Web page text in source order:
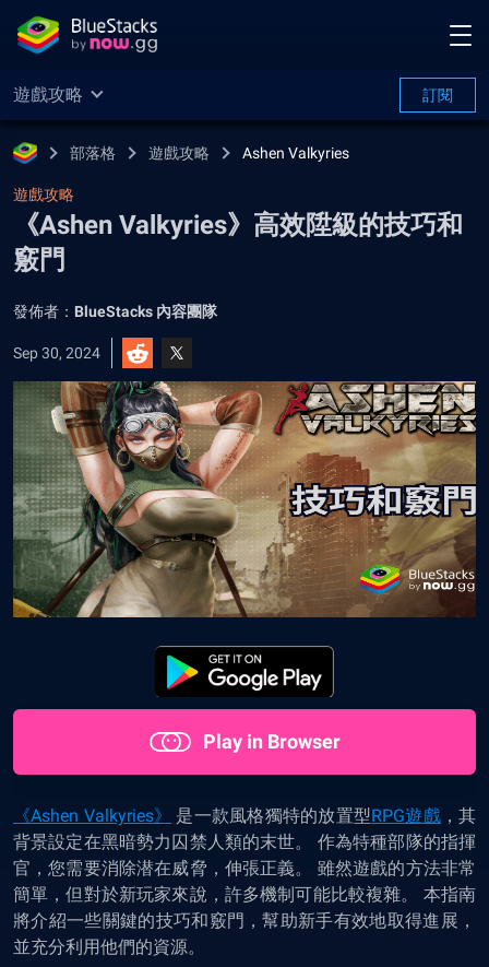
遊戲攻略 訂閱
部落格 遊戲攻略 Ashen Valkyries
遊戲攻略
《Ashen Valkyries》高效陞級的技巧和
竅門
發佈者： BlueStacks 內容團隊
Sep 30, 2024
Play in Browser
《Ashen Valkyries》 是一款風格獨特的放置型RPG遊戲，其
背景設定在黑暗勢力囚禁人類的末世。 作為特種部隊的指揮
官，您需要消除潜在威脅，伸張正義。 雖然遊戲的方法非常
簡單，但對於新玩家來說，許多機制可能比較複雜。 本指南
將介紹一些關鍵的技巧和竅門，幫助新手有效地取得進展 ，
並充分利用他們的資源。